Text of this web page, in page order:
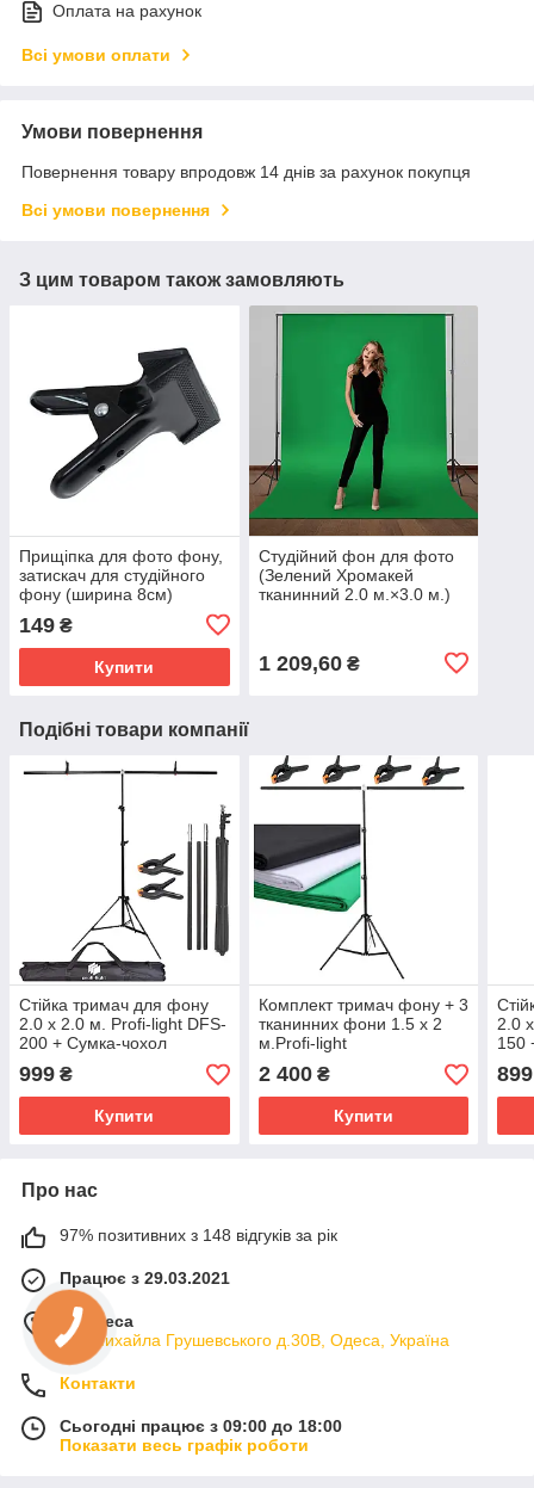
Оплата на рахунок
Всі умови оплати
Умови повернення
Повернення товару впродовж 14 днів за рахунок покупця
Всі умови повернення
З цим товаром також замовляють
Прищіпка для фото фону,
затискач для студійного
фону (ширина 8см)
149 ₴
Купити
Студійний фон для фото
(Зелений Хромакей
тканинний 2.0 м.×3.0 м.)
1 209,60₴
Подібні товари компанії
Стійка тримач для фону
2.0 х 2.0 м. Profi-light DFS-
200 + Сумка-чохол
999 ₴
Купити
Комплект тримач фону + 3
тканинних фони 1.5 х 2
м.Profi-light
2 400₴
Купити
2.0
150
899
Про нас
97% позитивних з 148 відгуків за рік
Працює з 29.03.2021
м. Одеса
вул.Михайла Грушевського д.30В, Одеса, Україна
Контакти
Сьогодні працює з 09:00 до 18:00
Показати весь графік роботи